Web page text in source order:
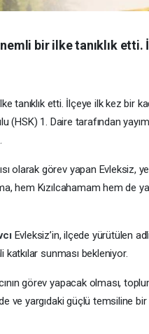
bir ilke tanıklık etti.
tanıklık etti. İlçeye ilk kez bir
(HSK) 1. Daire tarafından
olarak görev yapan Evleksiz,
hem Kızılcahamam hem de
Evleksiz’in, ilçede yürütülen
sunması bekleniyor.
görev yapacak olması,
ve yargıdaki güçlü temsiline